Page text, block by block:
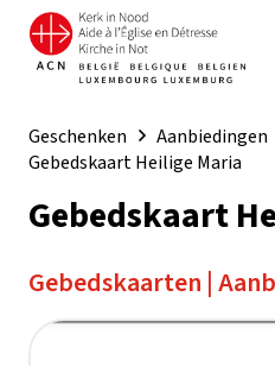
Geschenken
Aanbiedingen
Gebedskaart Heilige Maria
Gebedskaart
Gebedskaarten |